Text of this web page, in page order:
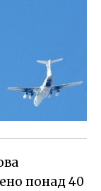
понад 40